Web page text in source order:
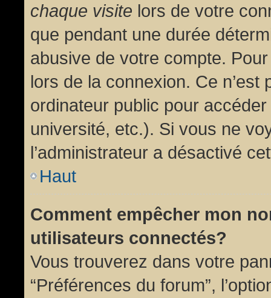
chaque visite lors de votre
que pendant une durée
abusive de votre compte.
lors de la connexion. Ce
ordinateur public pour
université, etc.). Si vous ne
l’administrateur a désactivé
Haut
Comment empêcher mon
utilisateurs connectés?
Vous trouverez dans votre
“Préférences du forum”,